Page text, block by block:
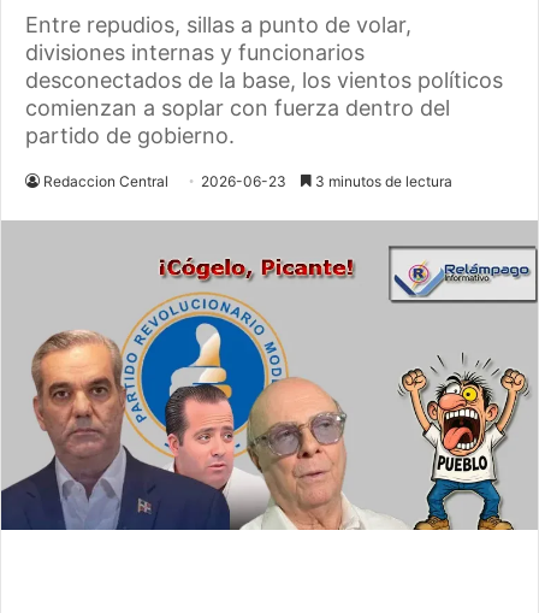
Entre repudios, sillas a punto de volar,
divisiones internas y funcionarios
desconectados de la base, los vientos políticos
comienzan a soplar con fuerza dentro del
partido de gobierno.
Redaccion Central 2026-06-23 3 minutos de lectura